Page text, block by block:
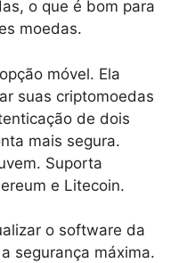
o que é bom para
moedas.
móvel. Ela
suas criptomoedas
de dois
mais segura.
Suporta
e Litecoin.
o software da
segurança máxima.